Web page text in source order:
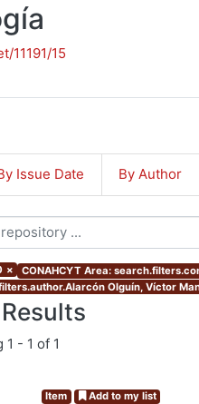
11191/15
Issue Date By Author
× CONAHCYT Area:
Olguín, Víctor
1 - 1 of 1
Item Add to my list